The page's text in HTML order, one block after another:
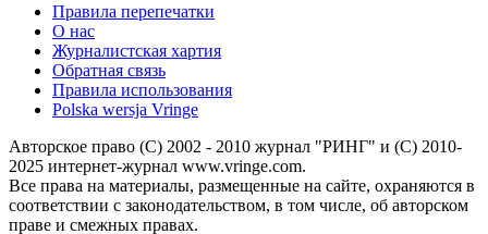
Правила перепечатки
О нас
Журналистская хартия
Обратная связь
Правила использования
Polska wersja Vringe
Авторское право (С) 2002 - 2010 журнал "РИНГ" и (С) 2010-
2025 интернет-журнал www.vringe.com.
Все права на материалы, размещенные на сайте, охраняются в
соответствии с законодательством, в том числе, об авторском
праве и смежных правах.